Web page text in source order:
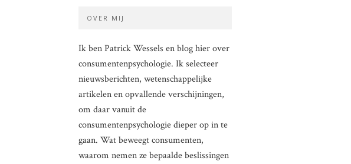
OVER MIJ
Ik ben Patrick Wessels en blog hier over
consumentenpsychologie. Ik selecteer
nieuwsberichten, wetenschappelijke
artikelen en opvallende verschijningen,
om daar vanuit de
consumentenpsychologie dieper op in te
gaan. Wat beweegt consumenten,
waarom nemen ze bepaalde beslissingen